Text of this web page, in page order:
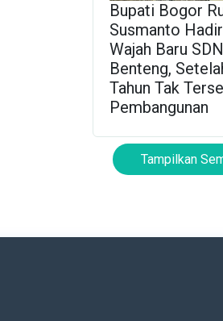
Bupati Bogor
Susmanto
Wajah Baru
Benteng,
Tahun Tak
Pembangunan
Tampilkan